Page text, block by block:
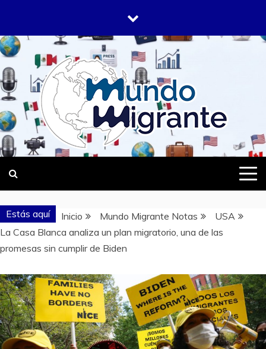
contenido
MUNDO
MIGRANTE
DONDE TODOS SOMOS MIGRANTES
Estás aquí Inicio Mundo Migrante Notas
USA
La Casa Blanca analiza un plan migratorio, una de las
promesas sin cumplir de Biden